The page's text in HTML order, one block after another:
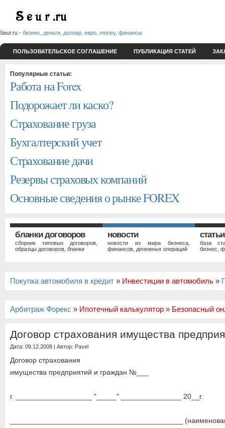
Seur.ru - бизнес, деньги, доллар, евро, money, финансы
ПОЛЬЗОВАТЕЛЬСКОЕ СОГЛАШЕНИЕ ПУБЛИКАЦИЯ СТАТЕЙ
Популярные статьи:
Работа на Forex
Подорожает ли каско?
Страхование груза
Бухгалтерский учет
Страхование дачи
Резервы страховых компаний
Основные сведения о рынке FOREX
бланки договоров
сборник типовых договоров,
образцы договоров, бланки
новости
новости из мира бизнеса,
финансов, денежных операций
статьи
база
бизнес,
Покупка автомобиля в кредит » Инвестиции в автомобиль »
Арбитраж Форекс » Ипотечный калькулятор » Безопасный
Договор страхования имущества
Дата: 09.12.2008 | Автор: Pavel
Договор страхования
имущества предприятий и граждан №___
г. ___________________ "_____" _______________ 20__г.
___________________________________________